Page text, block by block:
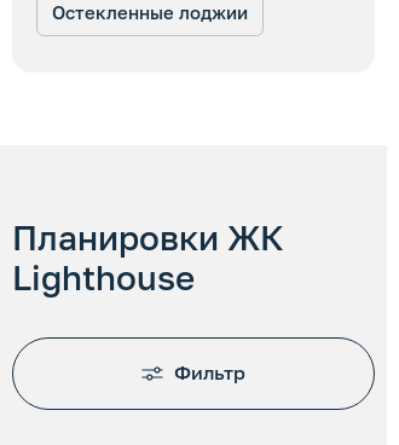
Остекленные лоджии
Планировки ЖК
Lighthouse
Фильтр